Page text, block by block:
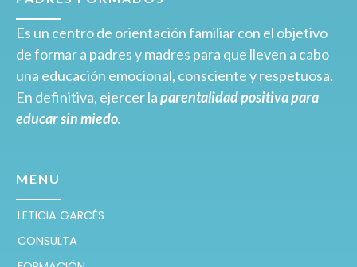
Es un centro de orientación familiar con el objetivo
de formar a padres y madres para que lleven a cabo
una educación emocional, consciente y respetuosa.
En definitiva, ejercer laparentalidad positiva para
educar sin miedo.
MENU
LETICIA GARCÉS
CONSULTA